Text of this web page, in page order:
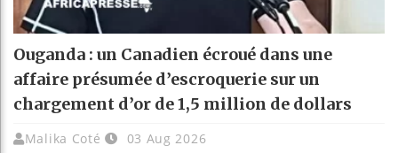
Ouganda : un Canadien écroué dans une
affaire présumée d’escroquerie sur un
chargement d’or de 1,5 million de dollars
Malika Coté 03 Aug 2026